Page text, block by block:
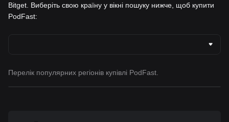
Bitget. Виберіть свою країну у вікні пошуку нижче, щоб купити
PodFast:
Перелік популярних регіонів купівлі PodFast.